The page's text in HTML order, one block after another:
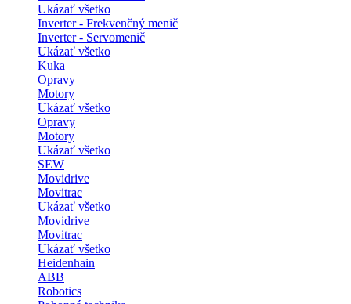
Ukázať všetko
Inverter - Frekvenčný menič
Inverter - Servomenič
Ukázať všetko
Kuka
Opravy
Motory
Ukázať všetko
Opravy
Motory
Ukázať všetko
SEW
Movidrive
Movitrac
Ukázať všetko
Movidrive
Movitrac
Ukázať všetko
Heidenhain
ABB
Robotics